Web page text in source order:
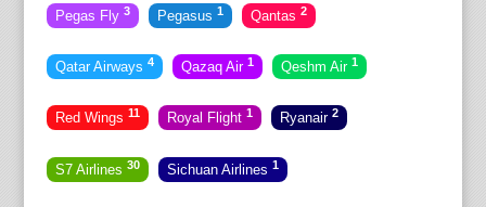
Pegas Fly 3 Pegasus 1 Qantas 2
Qatar Airways 4 Qazaq Air 1 Qeshm Air 1
Red Wings 11 Royal Flight 1 Ryanair 2
S7 Airlines 30 Sichuan Airlines 1